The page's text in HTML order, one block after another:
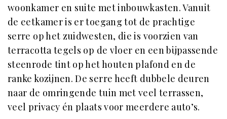
woonkamer en suite met inbouwkasten. Vanuit
de eetkamer is er toegang tot de prachtige
serre op het zuidwesten, die is voorzien van
terracotta tegels op de vloer en een bijpassende
steenrode tint op het houten plafond en de
ranke kozijnen. De serre heeft dubbele deuren
naar de omringende tuin met veel terrassen,
veel privacy én plaats voor meerdere auto’s.